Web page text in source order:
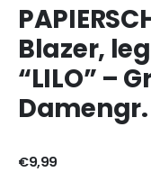
Blazer,
“LILO” –
€9,99